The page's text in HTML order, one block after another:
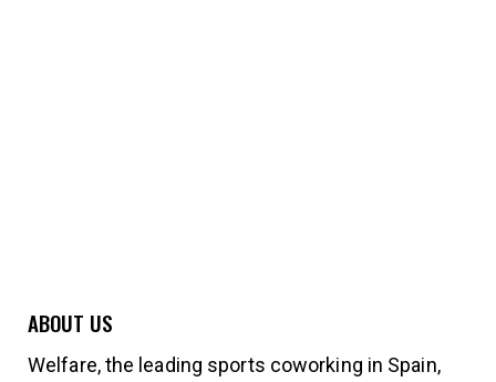
ABOUT US
Welfare, the leading sports coworking in Spain,